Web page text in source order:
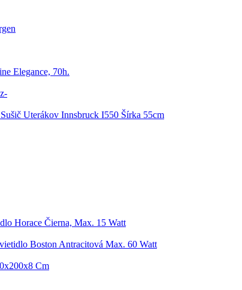
Elegance, 70h.
Uterákov Innsbruck I550 Šírka 55cm
Horace Čierna, Max. 15 Watt
Boston Antracitová Max. 60 Watt
Cm